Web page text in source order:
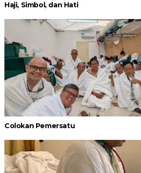
Haji, Simbol, dan Hati
Colokan Pemersatu